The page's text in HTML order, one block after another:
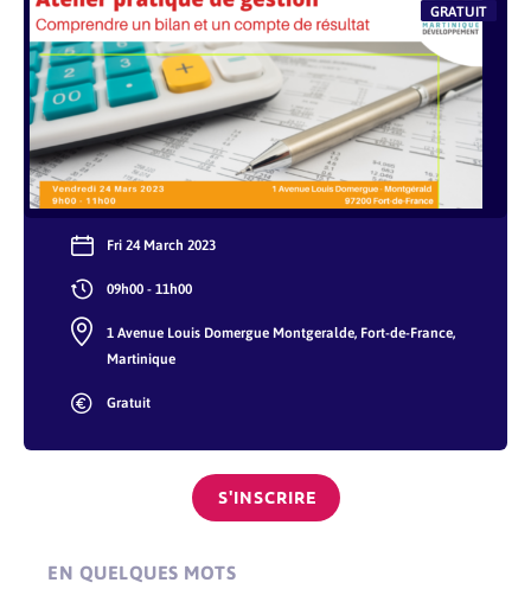
GRATUIT
Fri 24 March 2023
09h00 - 11h00
1 Avenue Louis Domergue Montgeralde, Fort-de-France,
Martinique
Gratuit
S'INSCRIRE
EN QUELQUES MOTS